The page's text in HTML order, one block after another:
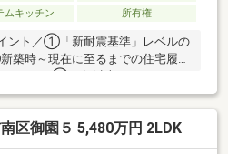
ムキッチン 所有権
ント／①「新耐震基準」レベルの
時～現在に至るまでの住宅履歴
います。③50年以上のメンテナン
後もそのまま引き継ぐことが可能
保険付保可能。物件の詳細情報
下さい。●積水ハウス施工
ク住宅●小田急小田原線「相武
区御園５ 5,480万円 2LDK